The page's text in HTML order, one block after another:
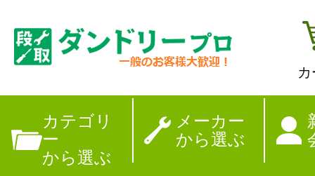
カテゴリ
ー
から選ぶ
メーカー
から選ぶ